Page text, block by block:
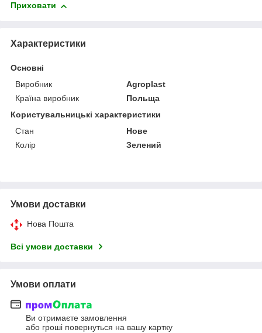
Приховати
Характеристики
Основні
Виробник
Agroplast
Країна виробник
Польща
Користувальницькі характеристики
Стан
Нове
Колір
Зелений
Умови доставки
Нова Пошта
Всі умови доставки
Умови оплати
Ви отримаєте замовлення
або гроші повернуться на вашу картку